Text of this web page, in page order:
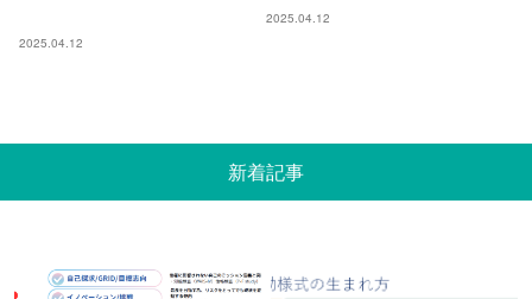
2025.04.12
2025.04.12
新着記事